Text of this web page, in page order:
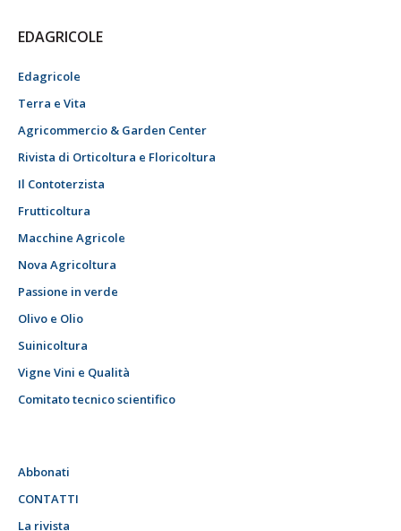
EDAGRICOLE
Edagricole
Terra e Vita
Agricommercio & Garden Center
Rivista di Orticoltura e Floricoltura
Il Contoterzista
Frutticoltura
Macchine Agricole
Nova Agricoltura
Passione in verde
Olivo e Olio
Suinicoltura
Vigne Vini e Qualità
Comitato tecnico scientifico
Abbonati
CONTATTI
La rivista